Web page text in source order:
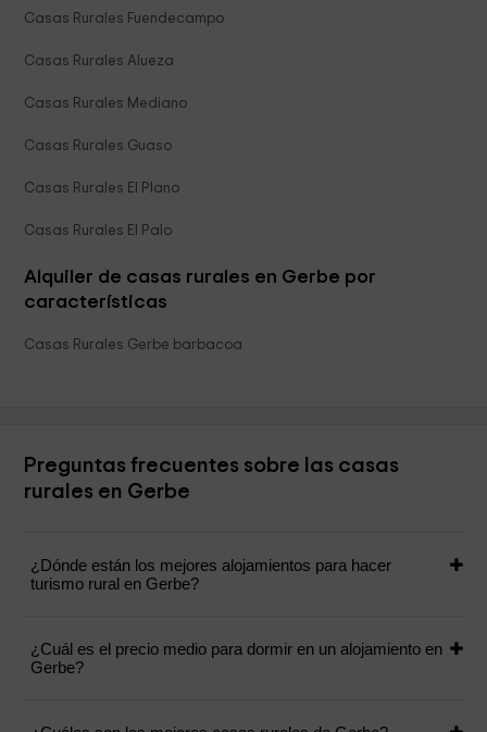
Casas Rurales Fuendecampo
Casas Rurales Alueza
Casas Rurales Mediano
Casas Rurales Guaso
Casas Rurales El Plano
Casas Rurales El Palo
Alquiler de casas rurales en Gerbe por
características
Casas Rurales Gerbe barbacoa
Preguntas frecuentes sobre las casas
rurales en Gerbe
¿Dónde están los mejores alojamientos para hacer
turismo rural en Gerbe?
¿Cuál es el precio medio para dormir en un alojamiento en
Gerbe?